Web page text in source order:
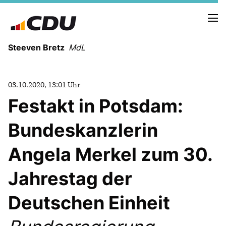
Steeven Bretz MdL
VITA
WAHLKREISBESUCHE
PRESSEFOTOS
MEIN BÜRGERBÜRO
MEIN WAHLKREIS
ZIELE
Redebeiträge
03.10.2020, 13:01 Uhr
Festakt in Potsdam:
Bundeskanzlerin
Angela Merkel zum 30.
Jahrestag der
Deutschen Einheit